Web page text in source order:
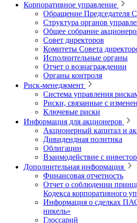
Корпоративное управление
Обращение Председателя
Структура органов
Общее собрание
Совет директоров
Комитеты Совета
Исполнительные органы
Отчет о вознаграждении
Органы контроля
Риск-менеджмент
Система управления
Риски, связанные с
Ключевые риски
Информация для акционеров
Акционерный капитал и
Дивидендная политика
Облигации
Взаимодействие с
Дополнительная информация
Финансовая отчетность
Отчет о соблюдении
Кодекса корпоративного
Информация о сделках
никель»
Глоссарий